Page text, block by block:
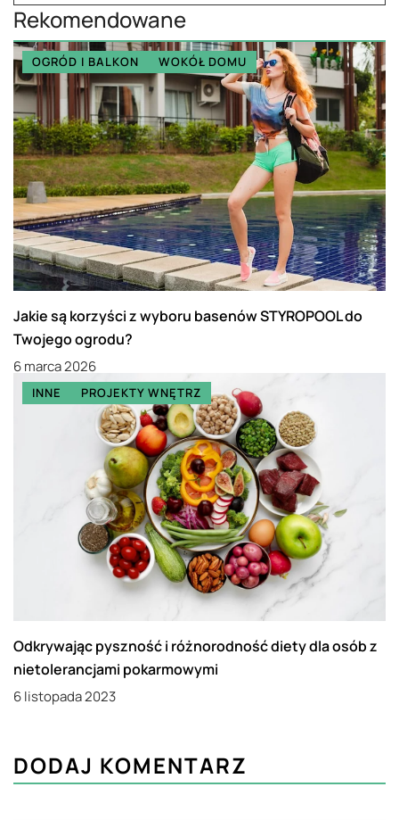
Rekomendowane
OGRÓD I BALKON WOKÓŁ DOMU
Jakie są korzyści z wyboru basenów STYROPOOL do
Twojego ogrodu?
6 marca 2026
INNE PROJEKTY WNĘTRZ
Odkrywając pyszność i różnorodność diety dla osób z
nietolerancjami pokarmowymi
6 listopada 2023
DODAJ KOMENTARZ